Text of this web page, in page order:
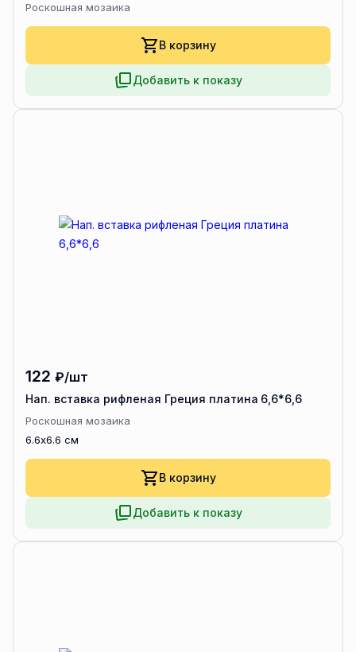
Роскошная мозаика
В корзину
Добавить к показу
122 ₽/шт
Нап. вставка рифленая Греция платина 6,6*6,6
Роскошная мозаика
6.6x6.6 см
В корзину
Добавить к показу